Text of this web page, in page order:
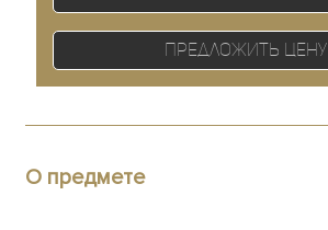
Предложить цену
О предмете